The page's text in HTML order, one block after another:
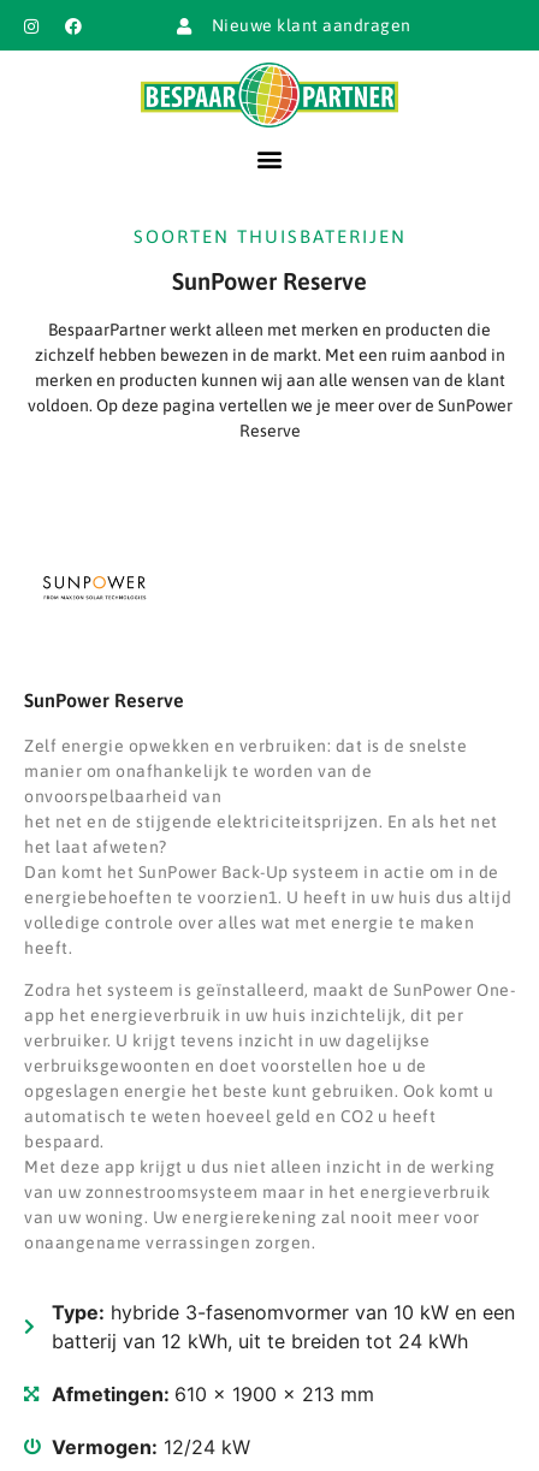
Nieuwe klant aandragen
SOORTEN THUISBATERIJEN
SunPower Reserve
BespaarPartner werkt alleen met merken en producten die
zichzelf hebben bewezen in de markt. Met een ruim aanbod in
merken en producten kunnen wij aan alle wensen van de klant
voldoen. Op deze pagina vertellen we je meer over de SunPower
Reserve
SunPower Reserve
Zelf energie opwekken en verbruiken: dat is de snelste
manier om onafhankelijk te worden van de
onvoorspelbaarheid van
het net en de stijgende elektriciteitsprijzen. En als het net
het laat afweten?
Dan komt het SunPower Back-Up systeem in actie om in de
energiebehoeften te voorzien1. U heeft in uw huis dus altijd
volledige controle over alles wat met energie te maken
heeft.
Zodra het systeem is geïnstalleerd, maakt de SunPower One-
app het energieverbruik in uw huis inzichtelijk, dit per
verbruiker. U krijgt tevens inzicht in uw dagelijkse
verbruiksgewoonten en doet voorstellen hoe u de
opgeslagen energie het beste kunt gebruiken. Ook komt u
automatisch te weten hoeveel geld en CO2 u heeft
bespaard.
Met deze app krijgt u dus niet alleen inzicht in de werking
van uw zonnestroomsysteem maar in het energieverbruik
van uw woning. Uw energierekening zal nooit meer voor
onaangename verrassingen zorgen.
Type: hybride 3-fasenomvormer van 10 kW en een
batterij van 12 kWh, uit te breiden tot 24 kWh
Afmetingen: 610 x 1900 x 213 mm
Vermogen: 12/24 kW